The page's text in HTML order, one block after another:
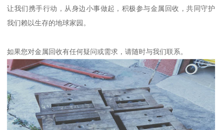
让我们携手行动，从身边小事做起，积极参与金属回收，共同守护
我们赖以生存的地球家园。
如果您对金属回收有任何疑问或需求，请随时与我们联系。